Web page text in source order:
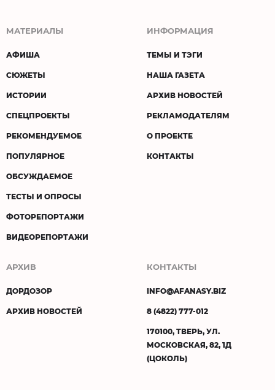
МАТЕРИАЛЫ
АФИША
СЮЖЕТЫ
ИСТОРИИ
СПЕЦПРОЕКТЫ
РЕКОМЕНДУЕМОЕ
ПОПУЛЯРНОЕ
ОБСУЖДАЕМОЕ
ТЕСТЫ И ОПРОСЫ
ФОТОРЕПОРТАЖИ
ВИДЕОРЕПОРТАЖИ
ИНФОРМАЦИЯ
ТЕМЫ И ТЭГИ
НАША ГАЗЕТА
АРХИВ НОВОСТЕЙ
РЕКЛАМОДАТЕЛЯМ
О ПРОЕКТЕ
КОНТАКТЫ
АРХИВ
ДОРДОЗОР
АРХИВ НОВОСТЕЙ
КОНТАКТЫ
INFO@AFANASY.BIZ
8 (4822) 777-012
170100, ТВЕРЬ, УЛ.
МОСКОВСКАЯ, 82, 1Д
(ЦОКОЛЬ)